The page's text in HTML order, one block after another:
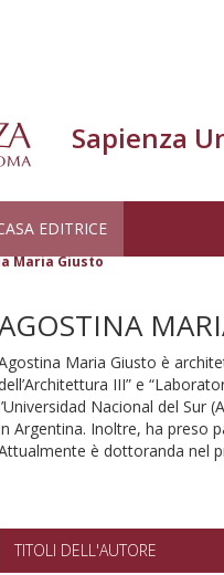
Sapienza
EDITRICE
Maria Giusto
Maria Giusto è
III” e
Nacional del
Argentina. Inoltre, ha preso
è dottoranda nel
TITOLI DELL'AUTORE